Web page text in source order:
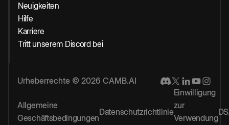
Neuigkeiten
Hilfe
Karriere
Tritt unserem Discord bei
Urheberrechte © 2026 CAMB.AI
Allgemeine
Geschäftsbedingungen
Datenschutzrichtlinie
Einwilligung
zur
Verwendung